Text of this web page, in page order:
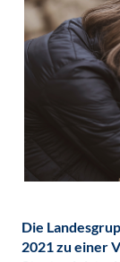
Die
2021 zu einer